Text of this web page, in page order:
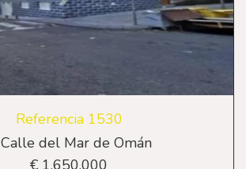
Referencia 1530
Calle del Mar de Omán
€ 1.650.000